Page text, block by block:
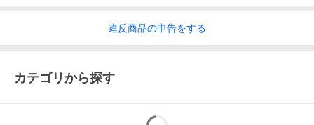
違反商品の申告をする
カテゴリから探す